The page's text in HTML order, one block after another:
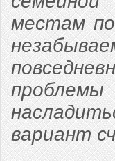
местам
вариант